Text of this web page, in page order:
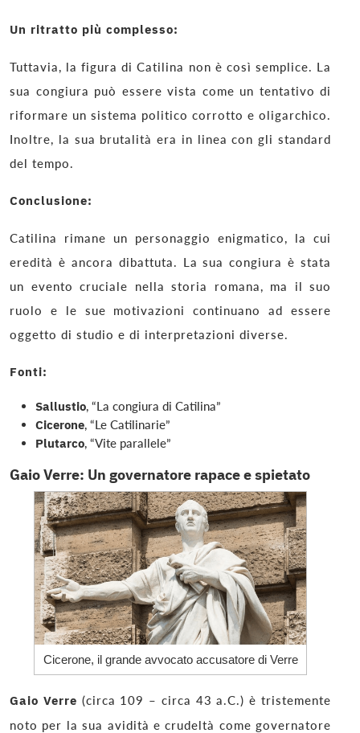
Un ritratto più complesso:
Tuttavia, la figura di Catilina non è così semplice. La
sua congiura può essere vista come un tentativo di
riformare un sistema politico corrotto e oligarchico.
Inoltre, la sua brutalità era in linea con gli standard
del tempo.
Conclusione:
Catilina rimane un personaggio enigmatico, la cui
eredità è ancora dibattuta. La sua congiura è stata
un evento cruciale nella storia romana, ma il suo
ruolo e le sue motivazioni continuano ad essere
oggetto di studio e di interpretazioni diverse.
Fonti:
Sallustio, “La congiura di Catilina”
Cicerone, “Le Catilinarie”
Plutarco, “Vite parallele”
Gaio Verre: Un governatore rapace e spietato
Cicerone, il grande avvocato accusatore di Verre
Gaio Verre (circa 109 – circa 43 a.C.) è tristemente
noto per la sua avidità e crudeltà come governatore